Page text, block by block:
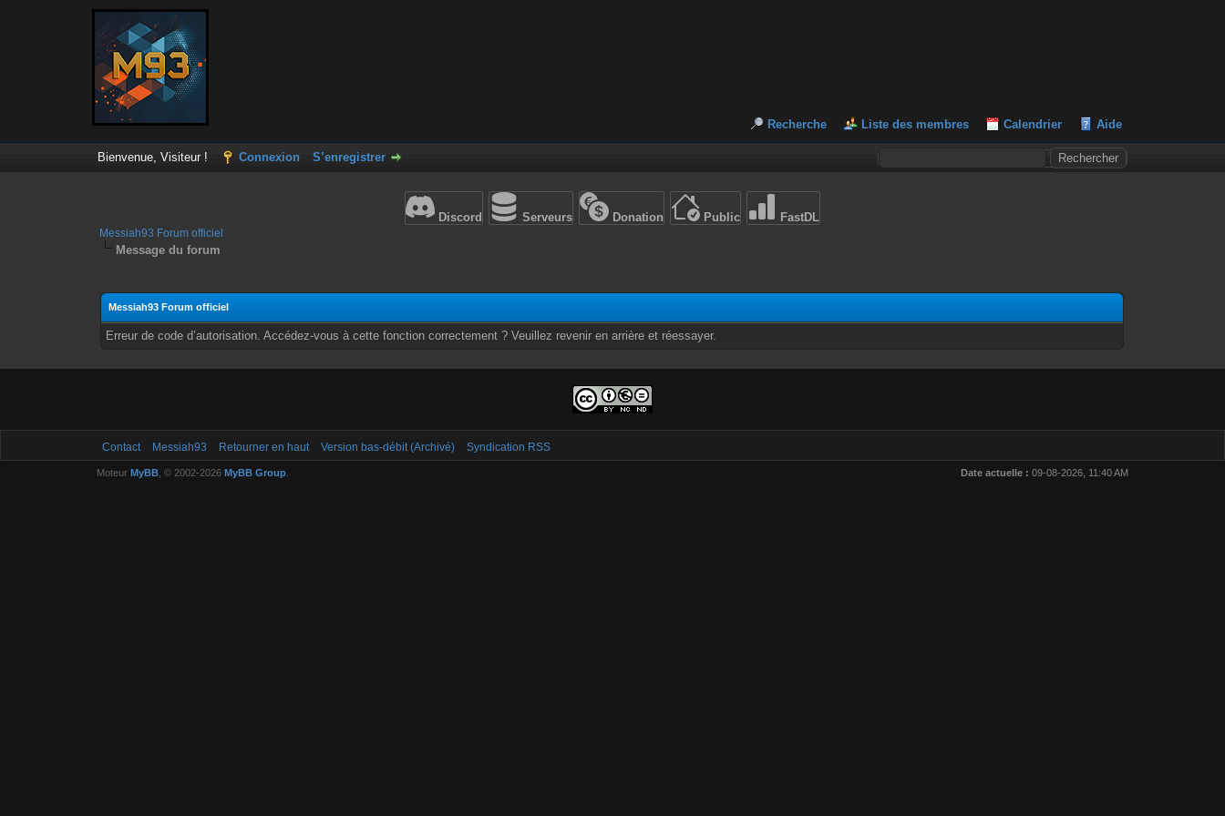
Recherche Liste des membres Calendrier Aide
Bienvenue, Visiteur ! Connexion S’enregistrer
Discord Serveurs Donation Public FastDL
Messiah93 Forum officiel
Message du forum
Messiah93 Forum officiel
Erreur de code d’autorisation. Accédez-vous à cette fonction correctement ? Veuillez revenir en arrière et réessayer.
Contact Messiah93 Retourner en haut Version bas-débit (Archivé) Syndication RSS
Date actuelle : 09-08-2026, 11:40 AM
Moteur MyBB, © 2002-2026 MyBB Group.